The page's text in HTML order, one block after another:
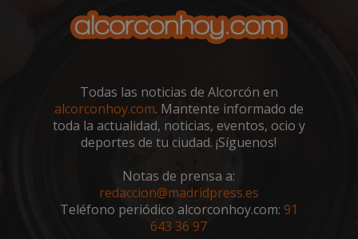
Todas las noticias de Alcorcón en
alcorconhoy.com. Mantente informado de
toda la actualidad, noticias, eventos, ocio y
deportes de tu ciudad. ¡Síguenos!
Notas de prensa a:
redaccion@madridpress.es
Teléfono periódico alcorconhoy.com: 91
643 36 97
sp_landing
Spotify Inc.